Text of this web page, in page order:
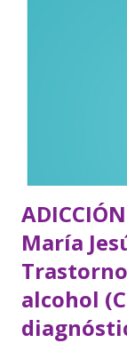
María
alcohol